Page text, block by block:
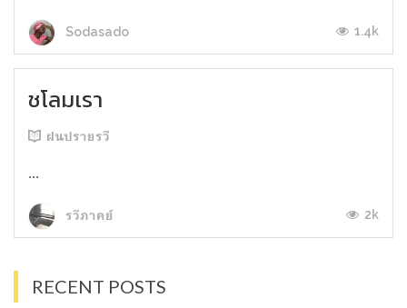
Sodasado 1.4k
ชโลมเรา
ฝนปรายรวี
...
รวีภาคย์ 2k
RECENT POSTS